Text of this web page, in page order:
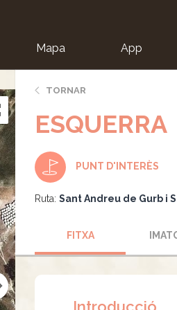
Mapa App
TORNAR
ESQUERRA
PUNT D'INTERÈS
Ruta: Sant Andreu de Gurb i
FITXA